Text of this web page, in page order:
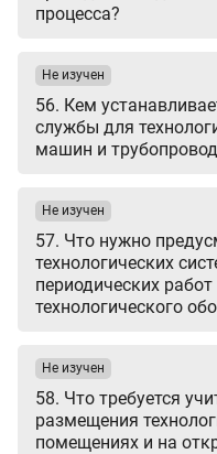
процесса?
56. Кем
службы для
машин и
Не изучен
57. Что нужно
технологических
периодических
технологического
Не изучен
58. Что требуется
размещения
помещениях и на
Не изучен